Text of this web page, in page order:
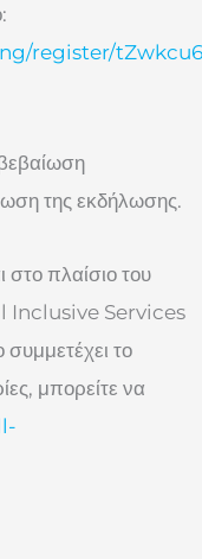
register/
της εκδήλωσης.
στο πλαίσιο του
Inclusive Services
το
μπορείτε να